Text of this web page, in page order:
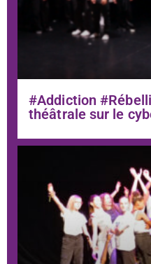
#Addiction
théâtrale sur le